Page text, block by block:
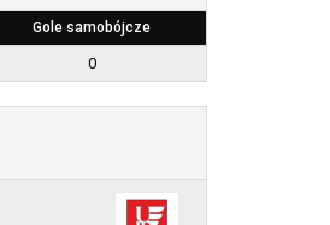
Gole samobójcze
0